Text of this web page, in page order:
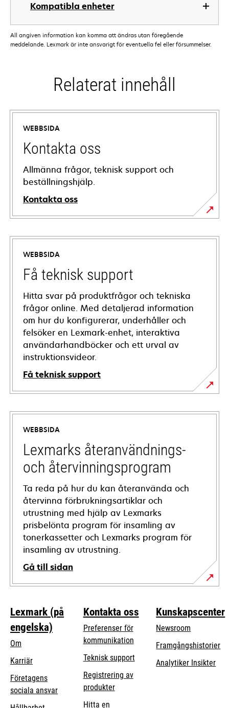
Kompatibla enheter
All angiven information kan komma att ändras utan föregående
meddelande. Lexmark är inte ansvarigt för eventuella fel eller försummelser.
Relaterat innehåll
WEBBSIDA
Kontakta oss
Allmänna frågor, teknisk support och
beställningshjälp.
Kontakta oss
WEBBSIDA
Få teknisk support
Hitta svar på produktfrågor och tekniska
frågor online. Med detaljerad information
om hur du konfigurerar, underhåller och
felsöker en Lexmark-enhet, interaktiva
användarhandböcker och ett urval av
instruktionsvideor.
Få teknisk support
opens
in
new
tab
WEBBSIDA
Lexmarks återanvändnings-
och återvinningsprogram
Ta reda på hur du kan återanvända och
återvinna förbrukningsartiklar och
utrustning med hjälp av Lexmarks
prisbelönta program för insamling av
tonerkassetter och Lexmarks program för
insamling av utrustning.
Gå till sidan
Lexmark (på
engelska)
Om
Karriär
Företagens
sociala ansvaropens
Kontakta oss
Preferenser för
kommunikation
Teknisk supportopens
Registrering av
produkter
Hitta en
Kunskapscenter
Newsroom
Framgångshistorier
Analytiker Insikter